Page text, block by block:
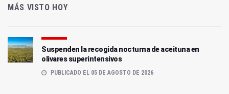
MÁS VISTO HOY
Suspenden la recogida nocturna de aceituna en
olivares superintensivos
PUBLICADO EL 05 DE AGOSTO DE 2026